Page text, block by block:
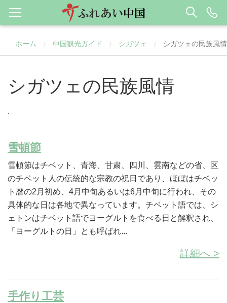
ホーム / 中国観光ガイド / シガツェ / シガツェの民族風情
シガツェの民族風情
雪頓節
雪頓節はチベット、青海、甘粛、四川、雲南などの省、区
のチベット人の伝統的な宗教の祝日であり、ほぼはチベッ
ト暦の2月初め、4月中旬あるいは6月中旬に行われ、その
具体的な日は各地で異なっています。チベット語では、シ
ェトンはチベット語でヨーグルトを食べる日と解釈され、
「ヨーグルトの日」とも呼ばれ...
詳細へ >
手作り工芸